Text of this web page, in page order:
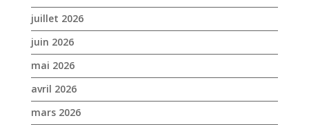
février 2026
janvier 2026
novembre 2025
octobre 2025
septembre 2025